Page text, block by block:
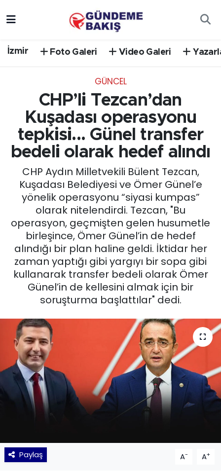
İzmir Foto Galeri Video Galeri
GÜNCEL
CHP’li Tezcan’dan
Kuşadası operasyonu
tepkisi... Günel transfer
bedeli olarak hedef alındı
CHP Aydın Milletvekili Bülent Tezcan,
Kuşadası Belediyesi ve Ömer Günel’e
yönelik operasyonu “siyasi kumpas”
olarak nitelendirdi. Tezcan, "Bu
operasyon, geçmişten gelen husumetle
birleşince, Ömer Günel’in de hedef
alındığı bir plan haline geldi. İktidar her
zaman yaptığı gibi yargıyı bir sopa gibi
kullanarak transfer bedeli olarak Ömer
Günel’in de kellesini almak için bir
soruşturma başlattılar" dedi.
Paylaş A- A+
EGE
EĞİTİM
English News
GÜNCEL
KÜLTÜR SANAT
MAGAZİN
POLİTİKA
Siyaset
SPOR
TEKNOLOJİ
Yaşam
YEREL POLİTİKA
YEREL YÖNETİMLER
Süper Lig Puan Durumu ve Fikstür
Tüm Manşetler
Haber Arşivi